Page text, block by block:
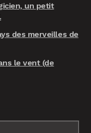
un petit
des merveilles de
le vent (de